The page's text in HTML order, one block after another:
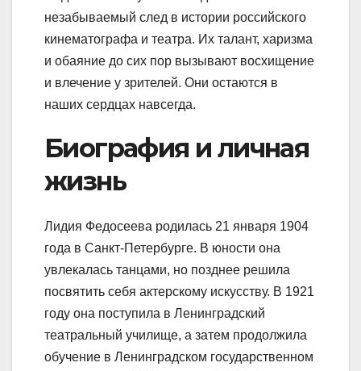
незабываемый след в истории российского
кинематографа и театра. Их талант, харизма
и обаяние до сих пор вызывают восхищение
и влечение у зрителей. Они остаются в
наших сердцах навсегда.
Биография и личная
жизнь
Лидия Федосеева родилась 21 января 1904
года в Санкт-Петербурге. В юности она
увлекалась танцами, но позднее решила
посвятить себя актерскому искусству. В 1921
году она поступила в Ленинградский
театральный училище, а затем продолжила
обучение в Ленинградском государственном